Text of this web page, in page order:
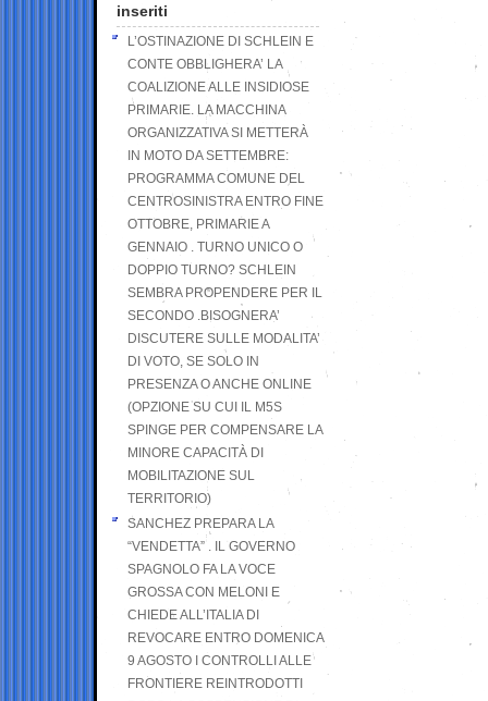
inseriti
L’OSTINAZIONE DI SCHLEIN E
CONTE OBBLIGHERA’ LA
COALIZIONE ALLE INSIDIOSE
PRIMARIE. LA MACCHINA
ORGANIZZATIVA SI METTERÀ
IN MOTO DA SETTEMBRE:
PROGRAMMA COMUNE DEL
CENTROSINISTRA ENTRO FINE
OTTOBRE, PRIMARIE A
GENNAIO . TURNO UNICO O
DOPPIO TURNO? SCHLEIN
SEMBRA PROPENDERE PER IL
SECONDO .BISOGNERA’
DISCUTERE SULLE MODALITA’
DI VOTO, SE SOLO IN
PRESENZA O ANCHE ONLINE
(OPZIONE SU CUI IL M5S
SPINGE PER COMPENSARE LA
MINORE CAPACITÀ DI
MOBILITAZIONE SUL
TERRITORIO)
SANCHEZ PREPARA LA
“VENDETTA” . IL GOVERNO
SPAGNOLO FA LA VOCE
GROSSA CON MELONI E
CHIEDE ALL’ITALIA DI
REVOCARE ENTRO DOMENICA
9 AGOSTO I CONTROLLI ALLE
FRONTIERE REINTRODOTTI